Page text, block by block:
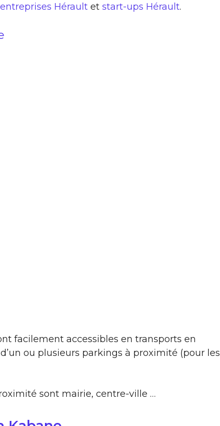
entreprises Hérault et start-ups Hérault.
facilement accessibles en transports en
ou plusieurs parkings à proximité (pour les
sont mairie, centre-ville …